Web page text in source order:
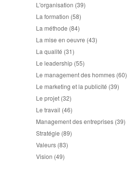
L'organisation (39)
La formation (58)
La méthode (84)
La mise en oeuvre (43)
La qualité (31)
Le leadership (55)
Le management des hommes (60)
Le marketing et la publicité (39)
Le projet (32)
Le travail (46)
Management des entreprises (39)
Stratégie (89)
Valeurs (83)
Vision (49)